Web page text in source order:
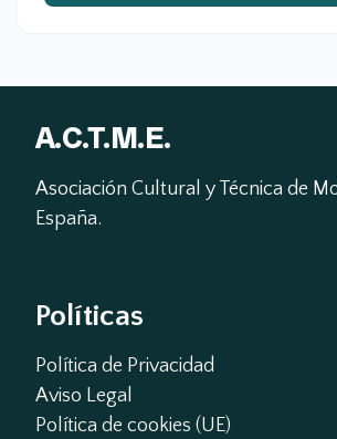
A.C.T.M.E.
Asociación Cultural y Técnica de
España.
Políticas
Política de Privacidad
Aviso Legal
Política de cookies (UE)